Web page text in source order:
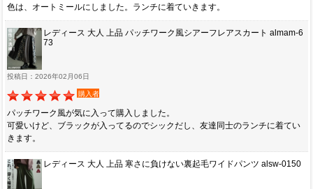
色は、オートミールにしました。ランチに着ていきます。
レディース 大人 上品 パッチワーク風シアーフレアスカート almam-6
73
投稿日：2026年02月06日
購入者
パッチワーク風が気に入って購入しました。
可愛いけど、ブラックが入ってるのでシックだし、友達同士のランチに着てい
きます。
レディース 大人 上品 寒さに負けない裏起毛ワイドパンツ alsw-0150